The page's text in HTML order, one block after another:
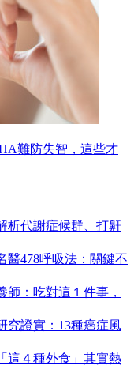
難防失智，這些才
析代謝症候群、打鼾
醫478呼吸法：關鍵不
師：吃對這１件事，
究證實：13種癌症風
這４種外食」其實熱